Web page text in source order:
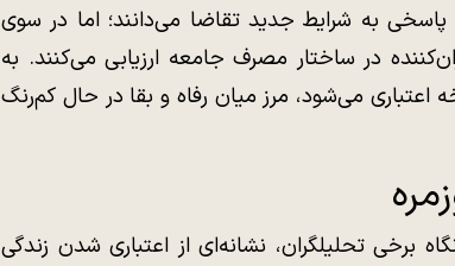
پاسخی به شرایط جدید تقاضا می‌دانند؛ اما در سوی
در ساختار مصرف جامعه ارزیابی می‌کنند. به
اعتباری می‌شود، مرز میان رفاه و بقا در حال کم‌رنگ
برخی تحلیلگران، نشانه‌ای از اعتباری شدن زندگی